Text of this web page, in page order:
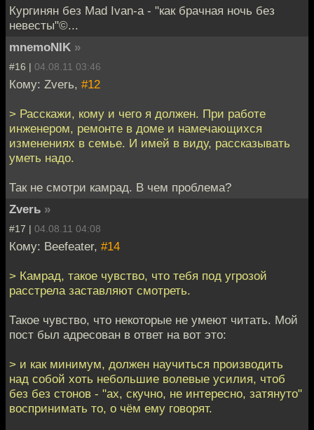
Кургинян без Mad Ivan-a - "как брачная ночь без
невесты"©...
mnemoNIK »
#16 | 04.08.11 03:46
Кому: Zverь, #12
> Расскажи, кому и чего я должен. При работе
инженером, ремонте в доме и намечающихся
изменениях в семье. И имей в виду, рассказывать
уметь надо.
Так не смотри камрад. В чем проблема?
Zverь »
#17 | 04.08.11 04:08
Кому: Beefeater, #14
> Камрад, такое чувство, что тебя под угрозой
расстрела заставляют смотреть.
Такое чувство, что некоторые не умеют читать. Мой
пост был адресован в ответ на вот это:
> и как минимум, должен научиться производить
над собой хоть небольшие волевые усилия, чтоб
без без стонов - "ах, скучно, не интересно, затянуто"
воспринимать то, о чём ему говорят.